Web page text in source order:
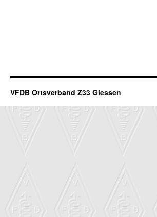
VFDB Ortsverband Z33 Giessen